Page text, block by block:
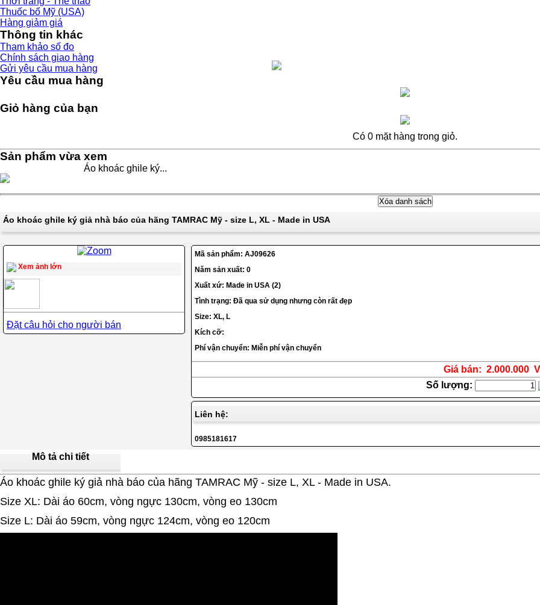
Thuốc bổ Mỹ (USA)
Hàng giảm giá
Thông tin khác
Tham khảo số đo
Chính sách giao hàng
Gửi yêu cầu mua hàng
Yêu cầu mua hàng
Giỏ hàng của bạn
Có 0 mặt hàng trong giỏ.
Sản phẩm vừa xem
Áo khoác ghile ký...
Áo khoác ghile ký giả nhà báo của hãng TAMRAC Mỹ - size L, XL - Made in USA
Xem ảnh lớn
Đặt câu hỏi cho người bán
Mã sản phẩm: AJ09626
Năm sản xuất: 0
Xuất xứ: Made in USA (2)
Tình trạng: Đã qua sử dụng nhưng còn rất đẹp
Size: XL, L
Kích cỡ:
Phí vận chuyển: Miễn phí vận chuyển
Giá bán: 2.000.000
Số lượng:
Liên hệ:
0985181617
Mô tả chi tiết
Áo khoác ghile ký giả nhà báo của hãng TAMRAC Mỹ - size L, XL - Made in USA.
Size XL: Dài áo 60cm, vòng ngực 130cm, vòng eo 130cm
Size L: Dài áo 59cm, vòng ngực 124cm, vòng eo 120cm